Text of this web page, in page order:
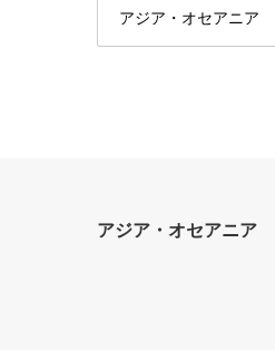
アジア・オセアニア
アジア・オセアニア